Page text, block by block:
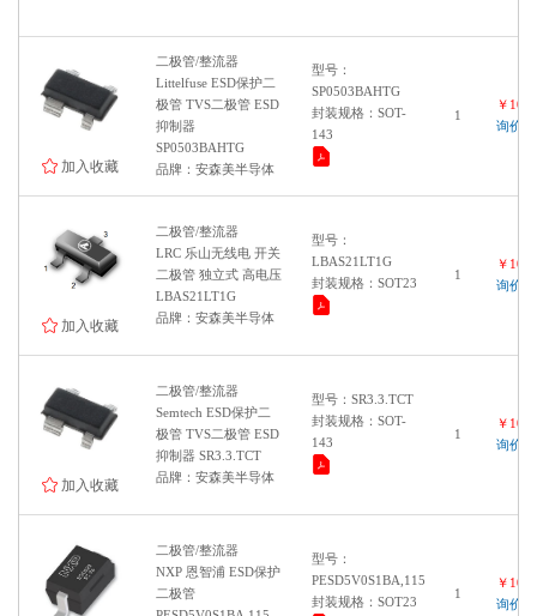
加入收藏
二极管/整流器
Littelfuse ESD保护二
极管 TVS二极管 ESD
抑制器
SP0503BAHTG
品牌：安森美半导体
型号：
SP0503BAHTG
封装规格：SOT-
143
1
￥
询价
加入收藏
二极管/整流器
LRC 乐山无线电 开关
二极管 独立式 高电压
LBAS21LT1G
品牌：安森美半导体
型号：
LBAS21LT1G
封装规格：SOT23
1
￥
询价
加入收藏
二极管/整流器
Semtech ESD保护二
极管 TVS二极管 ESD
抑制器 SR3.3.TCT
品牌：安森美半导体
型号：SR3.3.TCT
封装规格：SOT-
143
1
￥
询价
二极管/整流器
NXP 恩智浦 ESD保护
二极管
型号：
PESD5V0S1BA,115
封装规格：SOT23
1
￥
询价